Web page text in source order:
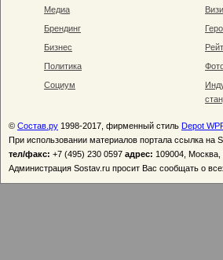
Медиа
Брендинг
Бизнес
Политика
Социум
© Состав.ру 1998-2017, фирменный стиль Depot
При использовании материалов портала ссылка на
тел/факс: +7 (495) 230 0597 адрес: 109004,
Администрация Sostav.ru просит Вас сообщать о